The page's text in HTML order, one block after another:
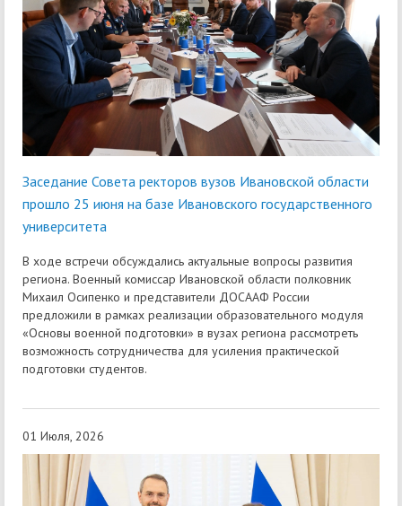
Заседание Совета ректоров вузов Ивановской области
прошло 25 июня на базе Ивановского государственного
университета
В ходе встречи обсуждались актуальные вопросы развития
региона. Военный комиссар Ивановской области полковник
Михаил Осипенко и представители ДОСААФ России
предложили в рамках реализации образовательного модуля
«Основы военной подготовки» в вузах региона рассмотреть
возможность сотрудничества для усиления практической
подготовки студентов.
01 Июля, 2026